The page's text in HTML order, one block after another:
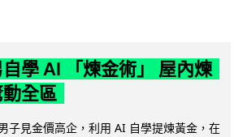
學 AI 「煉金術」 屋內煉
全區
子見金價高企，利用 AI 自學提煉黃金，在